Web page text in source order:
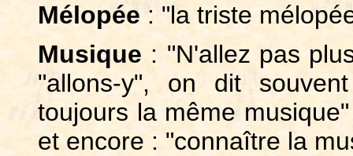
Mélopée : "la triste
Musique : "N'allez pas
"allons-y", on dit
toujours la même
et encore : "connaître la